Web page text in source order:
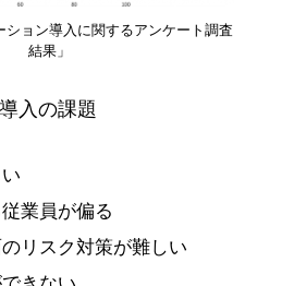
ョン導入に関するアンケート調査
結果」
入の課題
業員が偏る
リスク対策が難しい